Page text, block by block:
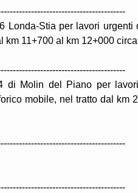
Londa-Stia per lavori
km 11+700 al km 12+000
di Molin del Piano per
mobile, nel tratto dal km